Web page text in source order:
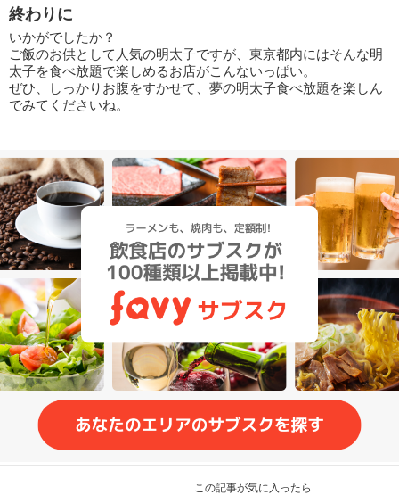
終わりに
いかがでしたか？
ご飯のお供として人気の明太子ですが、東京都内にはそんな明
太子を食べ放題で楽しめるお店がこんないっぱい。
ぜひ、しっかりお腹をすかせて、夢の明太子食べ放題を楽しん
でみてくださいね。
この記事が気に入ったら